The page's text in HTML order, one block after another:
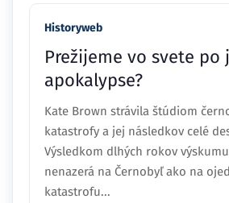
Historyweb
Prežijeme vo svete po
apokalypse?
Kate Brown strávila štúdiom
katastrofy a jej následkov celé
Výsledkom dlhých rokov
nenazerá na Černobyľ ako na
katastrofu...